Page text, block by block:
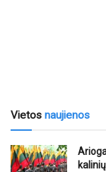
Vietos naujienos